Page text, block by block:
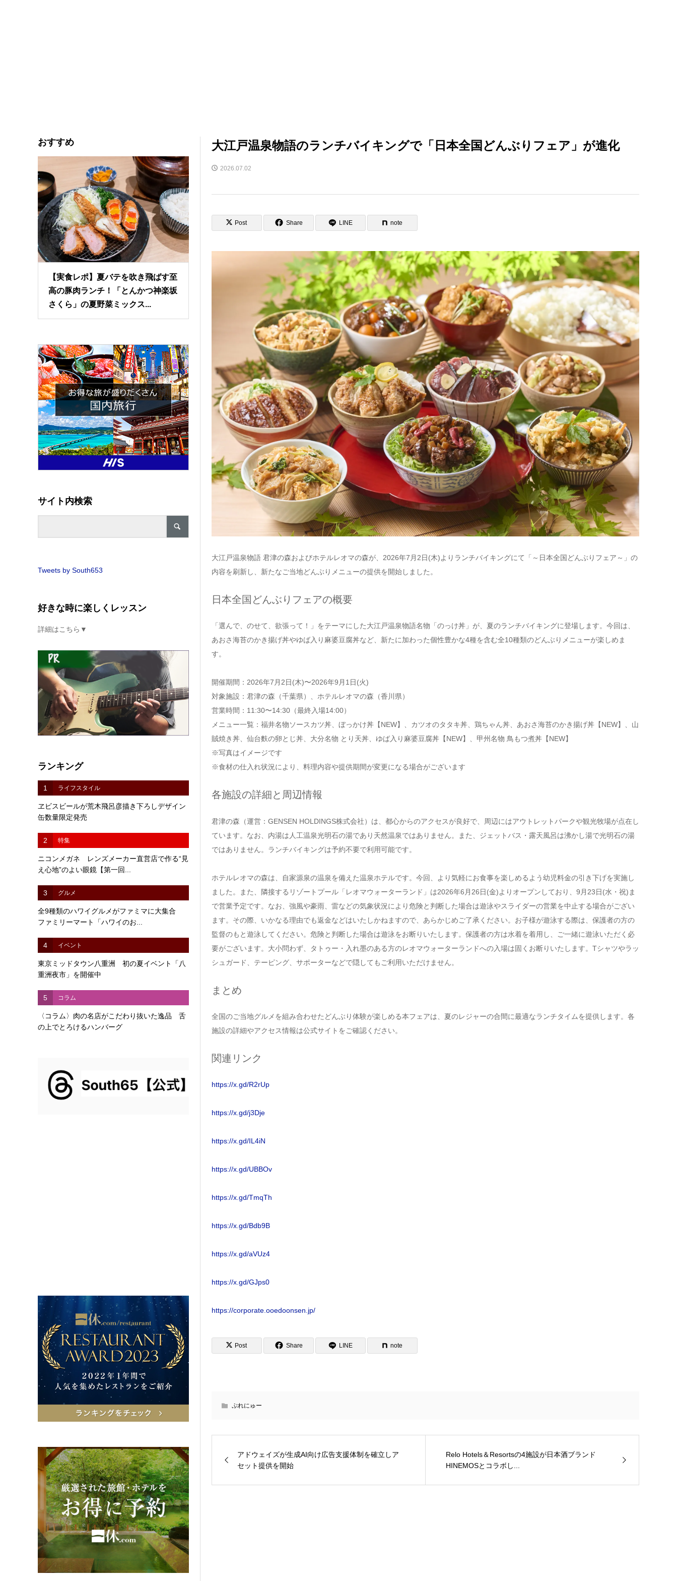
大江戸温泉物語のランチバイキングで「日本全国どんぶりフェア」が進化
2026.07.02
Post Share LINE note
大江戸温泉物語 君津の森およびホテルレオマの森が、2026年7月2日(木)よりランチバイキングにて「～日本全国どんぶりフェア～」の
内容を刷新し、新たなご当地どんぶりメニューの提供を開始しました。
日本全国どんぶりフェアの概要
「選んで、のせて、欲張って！」をテーマにした大江戸温泉物語名物「のっけ丼」が、夏のランチバイキングに登場します。今回は、
あおさ海苔のかき揚げ丼やゆば入り麻婆豆腐丼など、新たに加わった個性豊かな4種を含む全10種類のどんぶりメニューが楽しめま
す。
開催期間：2026年7月2日(木)〜2026年9月1日(火)
対象施設：君津の森（千葉県）、ホテルレオマの森（香川県）
営業時間：11:30〜14:30（最終入場14:00）
メニュー一覧：福井名物ソースカツ丼、ぼっかけ丼【NEW】、カツオのタタキ丼、鶏ちゃん丼、あおさ海苔のかき揚げ丼【NEW】、山
賊焼き丼、仙台麩の卵とじ丼、大分名物 とり天丼、ゆば入り麻婆豆腐丼【NEW】、甲州名物 鳥もつ煮丼【NEW】
※写真はイメージです
※食材の仕入れ状況により、料理内容や提供期間が変更になる場合がございます
各施設の詳細と周辺情報
君津の森（運営：GENSEN HOLDINGS株式会社）は、都心からのアクセスが良好で、周辺にはアウトレットパークや観光牧場が点在し
ています。なお、内湯は人工温泉光明石の湯であり天然温泉ではありません。また、ジェットバス・露天風呂は沸かし湯で光明石の湯
ではありません。ランチバイキングは予約不要で利用可能です。
ホテルレオマの森は、自家源泉の温泉を備えた温泉ホテルです。今回、より気軽にお食事を楽しめるよう幼児料金の引き下げを実施し
ました。また、隣接するリゾートプール「レオマウォーターランド」は2026年6月26日(金)よりオープンしており、9月23日(水・祝)ま
で営業予定です。なお、強風や豪雨、雷などの気象状況により危険と判断した場合は遊泳やスライダーの営業を中止する場合がござい
ます。その際、いかなる理由でも返金などはいたしかねますので、あらかじめご了承ください。お子様が遊泳する際は、保護者の方の
監督のもと遊泳してください。危険と判断した場合は遊泳をお断りいたします。保護者の方は水着を着用し、ご一緒に遊泳いただく必
要がございます。大小問わず、タトゥー・入れ墨のある方のレオマウォーターランドへの入場は固くお断りいたします。Tシャツやラッ
シュガード、テーピング、サポーターなどで隠してもご利用いただけません。
まとめ
全国のご当地グルメを組み合わせたどんぶり体験が楽しめる本フェアは、夏のレジャーの合間に最適なランチタイムを提供します。各
施設の詳細やアクセス情報は公式サイトをご確認ください。
関連リンク
https://x.gd/R2rUp
https://x.gd/j3Dje
https://x.gd/IL4iN
https://x.gd/UBBOv
https://x.gd/TmqTh
https://x.gd/Bdb9B
https://x.gd/aVUz4
https://x.gd/GJps0
https://corporate.ooedoonsen.jp/
Post Share LINE note
ぷれにゅー
アドウェイズが生成AI向け広告支援体制を確立しア
セット提供を開始
Relo Hotels＆Resortsの4施設が日本酒ブランド
HINEMOSとコラボし...
おすすめ
【実食レポ】夏バテを吹き飛ばす至
高の豚肉ランチ！「とんかつ神楽坂
さくら」の夏野菜ミックス...
サイト内検索
Tweets by South653
好きな時に楽しくレッスン
詳細はこちら▼
ランキング
1 ライフスタイル
ヱビスビールが荒木飛呂彦描き下ろしデザイン
缶数量限定発売
2 特集
ニコンメガネ レンズメーカー直営店で作る“見
え心地”のよい眼鏡【第一回...
3 グルメ
全9種類のハワイグルメがファミマに大集合
ファミリーマート「ハワイのお...
4 イベント
東京ミッドタウン八重洲 初の夏イベント「八
重洲夜市」を開催中
5 コラム
〈コラム〉肉の名店がこだわり抜いた逸品 舌
の上でとろけるハンバーグ